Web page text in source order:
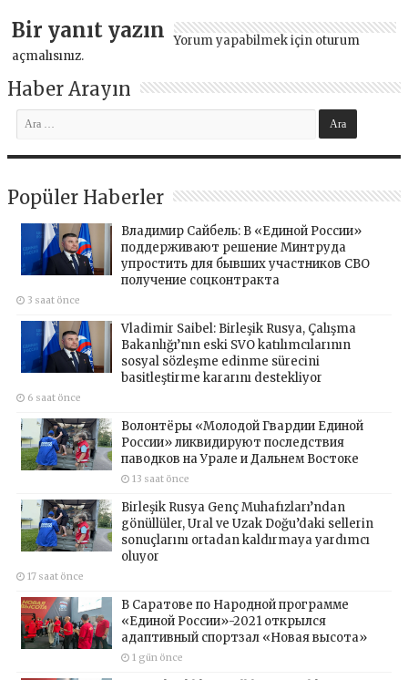
Bir yanıt yazın Yorum yapabilmek için oturum
açmalısınız.
Haber Arayın
Popüler Haberler
Владимир Сайбель: В «Единой России»
поддерживают решение Минтруда
упростить для бывших участников СВО
получение соцконтракта
3 saat önce
Vladimir Saibel: Birleşik Rusya, Çalışma
Bakanlığı’nın eski SVO katılımcılarının
sosyal sözleşme edinme sürecini
basitleştirme kararını destekliyor
6 saat önce
Волонтёры «Молодой Гвардии Единой
России» ликвидируют последствия
паводков на Урале и Дальнем Востоке
13 saat önce
Birleşik Rusya Genç Muhafızları’ndan
gönüllüler, Ural ve Uzak Doğu’daki sellerin
sonuçlarını ortadan kaldırmaya yardımcı
oluyor
17 saat önce
В Саратове по Народной программе
«Единой России»-2021 открылся
адаптивный спортзал «Новая высота»
1 gün önce